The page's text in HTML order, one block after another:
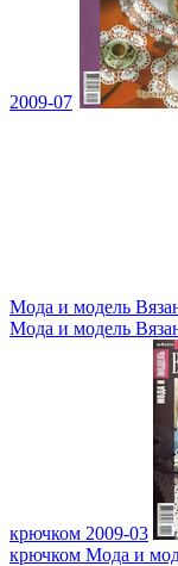
2009-07
Мода и модель
Мода и модель
крючком 2009-03
крючком Мода и